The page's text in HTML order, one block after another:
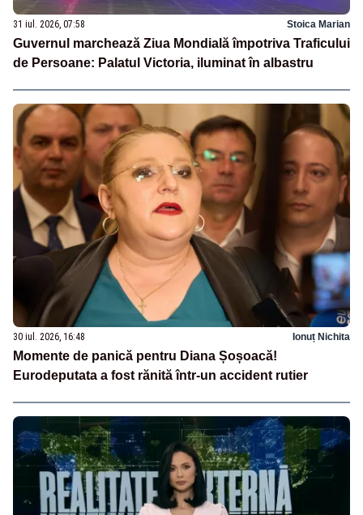
31 iul. 2026, 07:58 Stoica Marian
Guvernul marchează Ziua Mondială împotriva Traficului
de Persoane: Palatul Victoria, iluminat în albastru
30 iul. 2026, 16:48 Ionuț Nichita
Momente de panică pentru Diana Șoșoacă!
Eurodeputata a fost rănită într-un accident rutier